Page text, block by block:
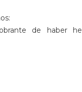
de haber